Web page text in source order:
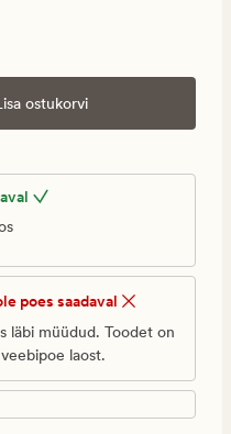
ostukorvi
poes saadaval
läbi müüdud. Toodet on
laost.